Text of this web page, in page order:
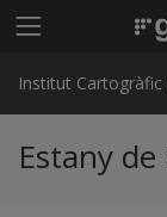
Menú
Institut Cartogràfic
Estany